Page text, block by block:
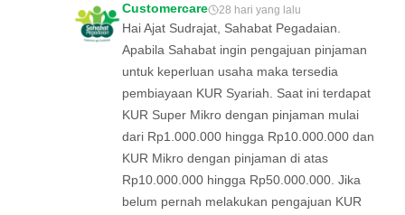
Customercare 28 hari yang lalu
Hai Ajat Sudrajat, Sahabat Pegadaian.
Apabila Sahabat ingin pengajuan pinjaman
untuk keperluan usaha maka tersedia
pembiayaan KUR Syariah. Saat ini terdapat
KUR Super Mikro dengan pinjaman mulai
dari Rp1.000.000 hingga Rp10.000.000 dan
KUR Mikro dengan pinjaman di atas
Rp10.000.000 hingga Rp50.000.000. Jika
belum pernah melakukan pengajuan KUR